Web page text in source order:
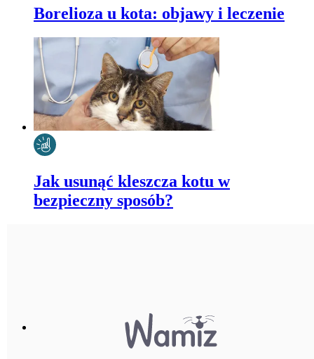
Borelioza u kota: objawy i leczenie
Jak usunąć kleszcza kotu w
bezpieczny sposób?